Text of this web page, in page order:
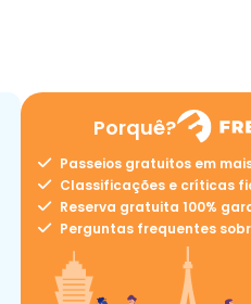
Porquê?
Passeios gratuitos em
Classificações e críticas
Reserva gratuita 100%
Perguntas frequentes